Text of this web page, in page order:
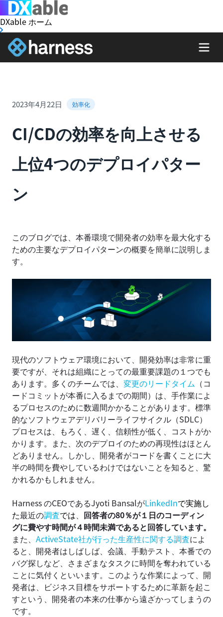
DXable ホーム
2023年4月22日 効率化
CI/CDの効率を向上させる
上位4つのデプロイパター
ン
このブログでは、本番環境で開発者の効率を最大化する
ための主要なデプロイパターンの概要を簡単に説明しま
す。
現代のソフトウェア環境において、開発効率は非常に重
要ですが、それは組織にとっての最重要課題の１つでも
あります。多くのチームでは、 変更のリードタイム （コ
ードコミットが本番に入るまでの期間）は、手作業によ
るプロセスのために数週間かかることがあります。標準
的なソフトウェアデリバリーライフサイクル（SDLC）
プロセスは、もろく、遅く、信頼性が低く、コストがか
かります。また、次のデプロイのための再現性はほとん
どありません。しかし、開発者がコードを書くことに大
半の時間を費やしているわけではないことを知ると、驚
かれるかもしれません。
Harness のCEOであるJyoti BansalがLinkedInで実施し
た最近の調査では
回答者の80％が１日のコーディン
グに費やす時間が４時間未満であると回答しています。
また、 ActiveState社が行った生産性に関する調査によ
ると、 開発者はしばしば、会議、手動テスト、本番での
バグ探しなど、さまざまなタスクに時間を奪われている
ことに気付くといいます。このような作業によって、開
発者は、ビジネス目標をサポートするために革新を起こ
すという、開発者の本来の仕事から遠ざかってしまうの
です。